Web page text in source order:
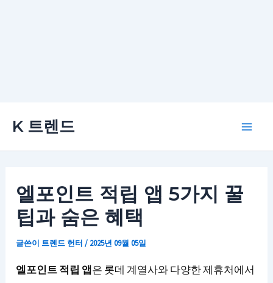
K 트렌드
엘포인트 적립 앱 5가지 꿀
팁과 숨은 혜택
글쓴이 트렌드 헌터/ 2025년 09월 05일
엘포인트 적립 앱은 롯데 계열사와 다양한 제휴처에서